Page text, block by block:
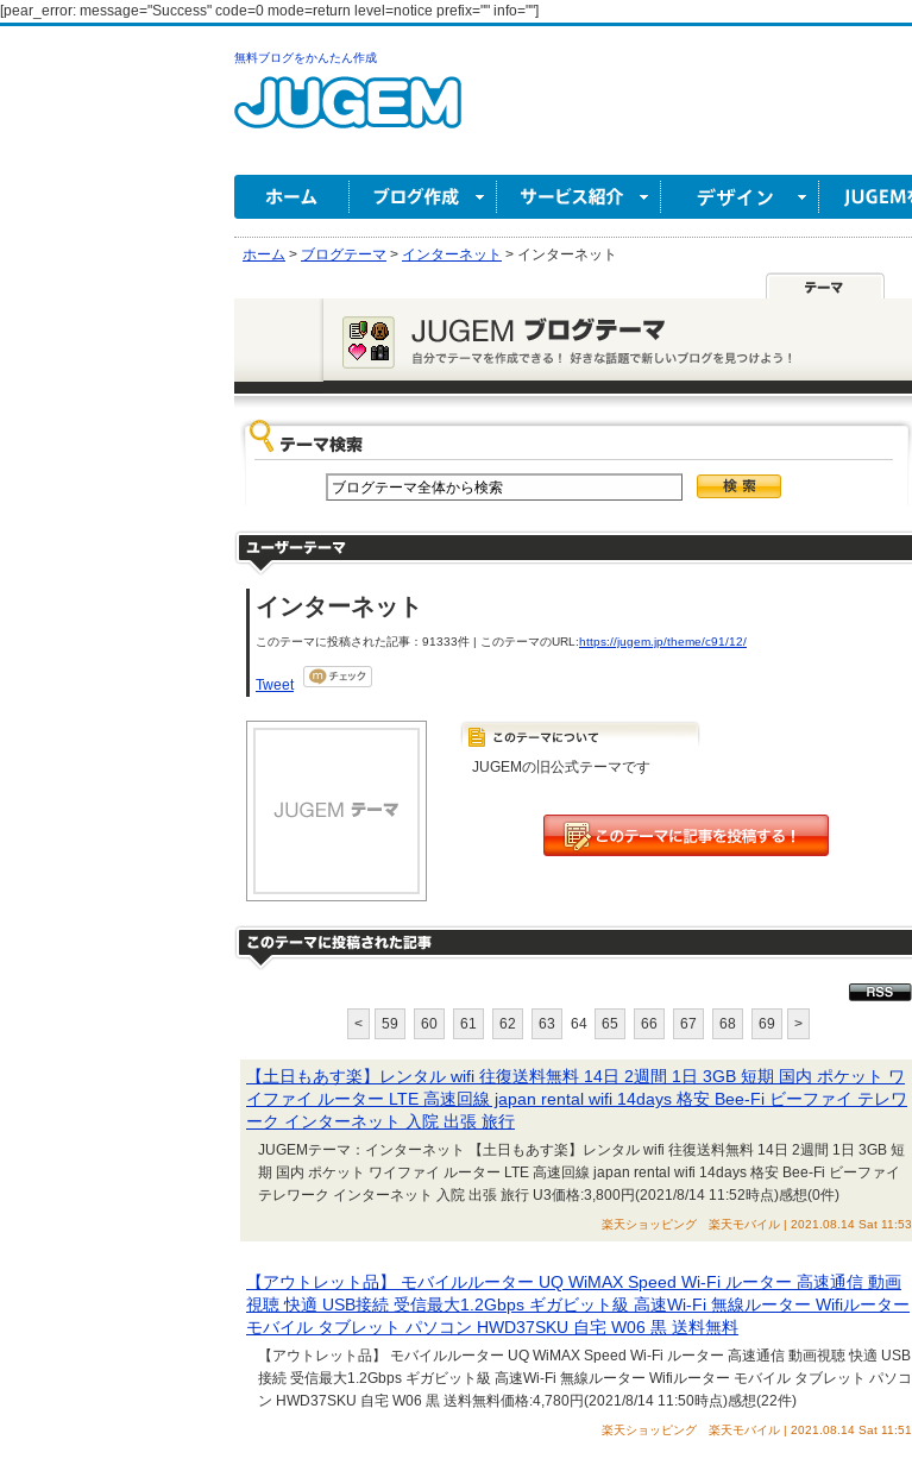
[pear_error: message="Success" code=0 mode=return level=notice prefix="" info=""]
無料ブログをかんたん作成
ホーム > ブログテーマ > インターネット > インターネット
インターネット
このテーマに投稿された記事：91333件 | このテーマのURL:https://jugem.jp/theme/c91/12/
Tweet
JUGEMの旧公式テーマです
< 59 60 61 62 63 64 65 66 67 68 69 >
【土日もあす楽】レンタル wifi 往復送料無料 14日 2週間 1日 3GB 短期 国内 ポケット ワ
イファイ ルーター LTE 高速回線 japan rental wifi 14days 格安 Bee-Fi ビーファイ テレワ
ーク インターネット 入院 出張 旅行
JUGEMテーマ：インターネット 【土日もあす楽】レンタル wifi 往復送料無料 14日 2週間 1日 3GB 短
期 国内 ポケット ワイファイ ルーター LTE 高速回線 japan rental wifi 14days 格安 Bee-Fi ビーファイ
テレワーク インターネット 入院 出張 旅行 U3価格:3,800円(2021/8/14 11:52時点)感想(0件)
楽天ショッピング 楽天モバイル | 2021.08.14 Sat 11:53
【アウトレット品】 モバイルルーター UQ WiMAX Speed Wi-Fi ルーター 高速通信 動画
視聴 快適 USB接続 受信最大1.2Gbps ギガビット級 高速Wi-Fi 無線ルーター Wifiルーター
モバイル タブレット パソコン HWD37SKU 自宅 W06 黒 送料無料
【アウトレット品】 モバイルルーター UQ WiMAX Speed Wi-Fi ルーター 高速通信 動画視聴 快適 USB
接続 受信最大1.2Gbps ギガビット級 高速Wi-Fi 無線ルーター Wifiルーター モバイル タブレット パソコ
ン HWD37SKU 自宅 W06 黒 送料無料価格:4,780円(2021/8/14 11:50時点)感想(22件)
楽天ショッピング 楽天モバイル | 2021.08.14 Sat 11:51